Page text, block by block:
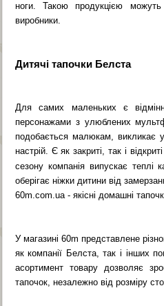
ноги. Такою продукцією
виробники.
Дитячі тапочки Белста
Для самих маленьких є
персонажами з улюблених
подобається малюкам, викликає
настрій. Є як закриті, так і відкриті
сезону компанія випускає теплі
оберігає ніжки дитини від
60m.com.ua - якісні домашні
У магазині 60m представлене
як компанії Белста, так і інших
асортимент товару дозволяє
тапочок, незалежно від розміру